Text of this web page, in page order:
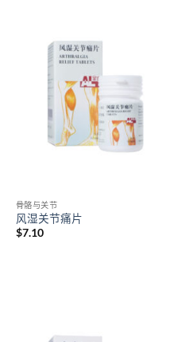
骨骼与关节
风湿关节痛片
$7.10